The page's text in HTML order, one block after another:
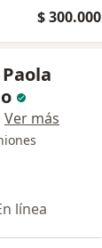
$ 300.000
Ver más
línea